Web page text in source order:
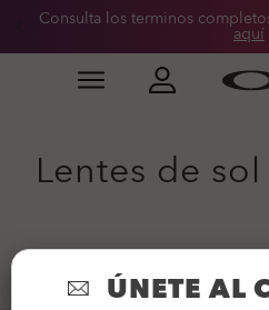
Skip to
Consulta los terminos
aquí
Slide 3 of 3. Consulta los
Lentes de sol
ÚNETE AL